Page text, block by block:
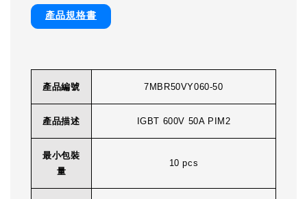
產品規格書
產品編號 7MBR50VY060-50
產品描述 IGBT 600V 50A PIM2
最小包裝
量
10 pcs